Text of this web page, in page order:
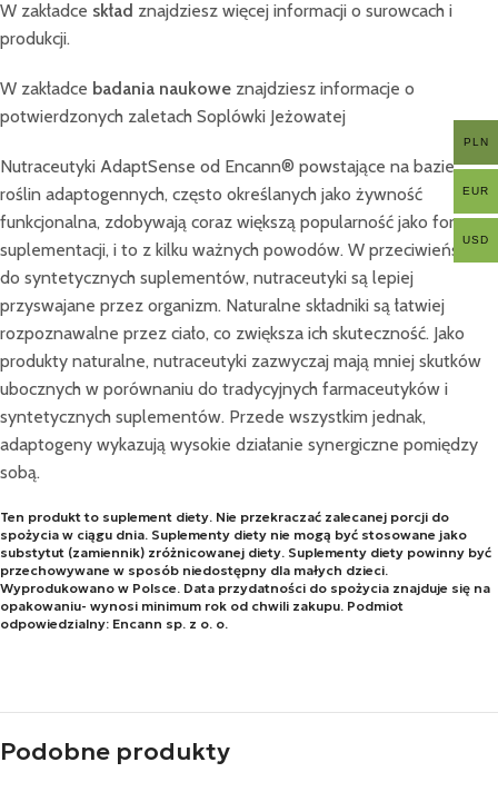
W zakładce skład znajdziesz więcej informacji o surowcach i
produkcji.
W zakładce badania naukowe znajdziesz informacje o
potwierdzonych zaletach Soplówki Jeżowatej
Nutraceutyki AdaptSense od Encann® powstające na bazie
roślin adaptogennych, często określanych jako żywność
funkcjonalna, zdobywają coraz większą popularność jako forma
suplementacji, i to z kilku ważnych powodów. W przeciwieństwie
do syntetycznych suplementów, nutraceutyki są lepiej
przyswajane przez organizm. Naturalne składniki są łatwiej
rozpoznawalne przez ciało, co zwiększa ich skuteczność. Jako
produkty naturalne, nutraceutyki zazwyczaj mają mniej skutków
ubocznych w porównaniu do tradycyjnych farmaceutyków i
syntetycznych suplementów. Przede wszystkim jednak,
adaptogeny wykazują wysokie działanie synergiczne pomiędzy
sobą.
Ten produkt to suplement diety. Nie przekraczać zalecanej porcji do
spożycia w ciągu dnia. Suplementy diety nie mogą być stosowane jako
substytut (zamiennik) zróżnicowanej diety. Suplementy diety powinny być
przechowywane w sposób niedostępny dla małych dzieci.
Wyprodukowano w Polsce. Data przydatności do spożycia znajduje się na
opakowaniu- wynosi minimum rok od chwili zakupu. Podmiot
odpowiedzialny: Encann sp. z o. o.
Podobne produkty
PLN
EUR
USD